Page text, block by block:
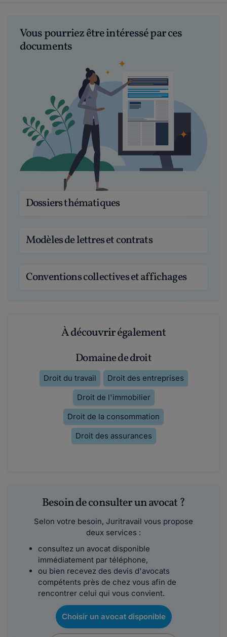
Vous pourriez être intéressé par ces
documents
Dossiers thématiques
Modèles de lettres et contrats
Conventions collectives et affichages
À découvrir également
Domaine de droit
Droit du travail
Droit des entreprises
Droit de l'immobilier
Droit de la consommation
Droit des assurances
Besoin de consulter un avocat ?
Selon votre besoin, Juritravail vous propose
deux services :
consultez un avocat disponible
immédiatement par téléphone,
ou bien recevez des devis d'avocats
compétents près de chez vous afin de
rencontrer celui qui vous convient.
Choisir un avocat disponible